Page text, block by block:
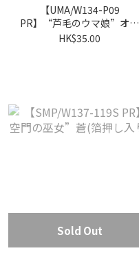
【UMA/W134-P09
PR】“芦毛のウマ娘”オグ
リキャップ
HK$35.00
Sold Out